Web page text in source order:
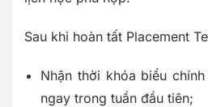
Sau khi hoàn tất Placement
Nhận thời khóa biểu
ngay trong tuần đầu tiên;